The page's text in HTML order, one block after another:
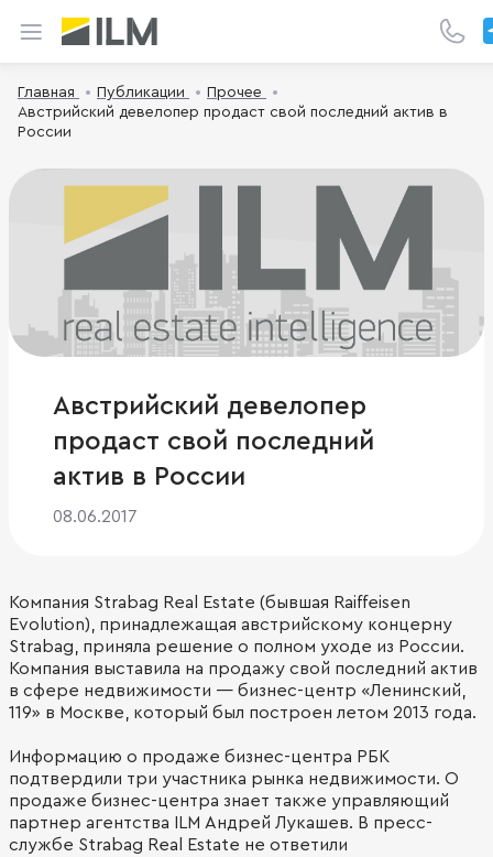
Главная Публикации
Прочее
Австрийский девелопер продаст свой последний актив в
России
Австрийский девелопер
продаст свой последний
актив в России
08.06.2017
Компания Strabag Real Estate (бывшая Raiffeisen
Evolution), принадлежащая австрийскому концерну
Strabag, приняла решение о полном уходе из России.
Компания выставила на продажу свой последний актив
в сфере недвижимости — бизнес-центр «Ленинский,
119» в Москве, который был построен летом 2013 года.
Информацию о продаже бизнес-центра РБК
подтвердили три участника рынка недвижимости. О
продаже бизнес-центра знает также управляющий
партнер агентства ILM Андрей Лукашев. В пресс-
службе Strabag Real Estate не ответили